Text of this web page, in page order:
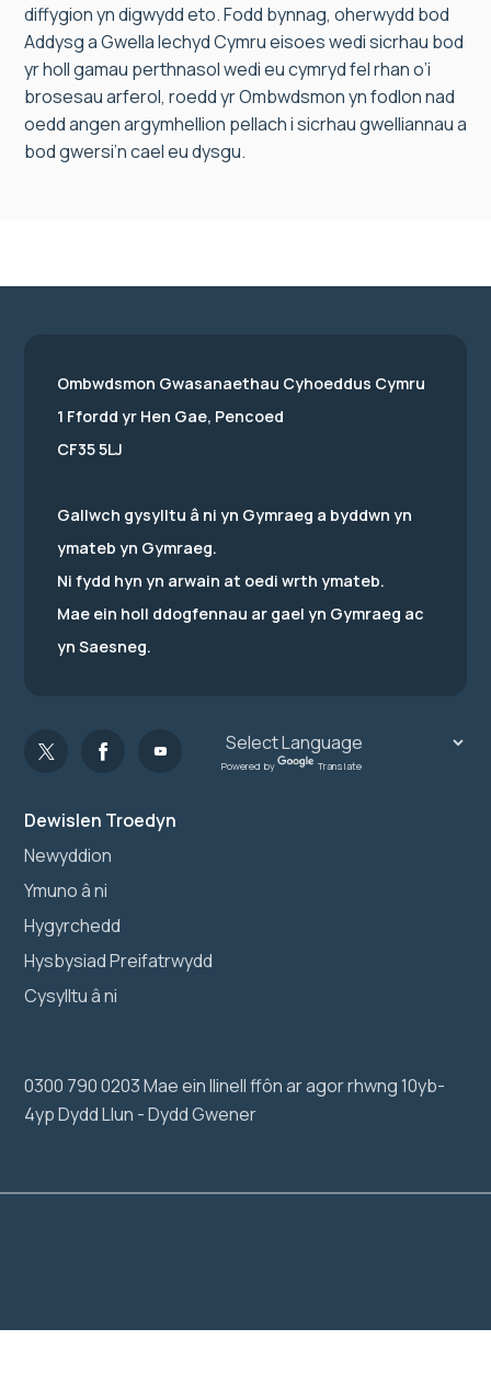
diffygion yn digwydd eto. Fodd bynnag, oherwydd bod
Addysg a Gwella Iechyd Cymru eisoes wedi sicrhau bod
yr holl gamau perthnasol wedi eu cymryd fel rhan o’i
brosesau arferol, roedd yr Ombwdsmon yn fodlon nad
oedd angen argymhellion pellach i sicrhau gwelliannau a
bod gwersi’n cael eu dysgu.
Dewislen Troedyn
Newyddion
Ymuno â ni
Hygyrchedd
Hysbysiad Preifatrwydd
Cysylltu â ni
0300 790 0203 Mae ein llinell ffôn ar agor rhwng 10yb-
4yp Dydd Llun - Dydd Gwener
Ombwdsmon Gwasanaethau Cyhoeddus Cymru
1 Ffordd yr Hen Gae, Pencoed
CF35 5LJ
Gallwch gysylltu â ni yn Gymraeg a byddwn yn
ymateb yn Gymraeg.
Ni fydd hyn yn arwain at oedi wrth ymateb.
Mae ein holl ddogfennau ar gael yn Gymraeg ac
yn Saesneg.
Powered by Translate